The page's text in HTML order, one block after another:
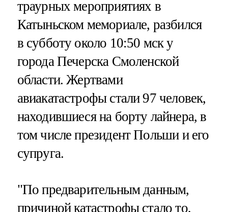
траурных мероприятиях в
Катыньском мемориале, разбился
в субботу около 10:50 мск у
города Печерска Смоленской
области. Жертвами
авиакатастрофы стали 97 человек,
находившиеся на борту лайнера, в
том числе президент Польши и его
супруга.
"По предварительным данным,
причиной катастрофы стало то,